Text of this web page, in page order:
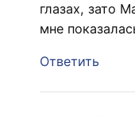
глазах, зато
мне
Ответить